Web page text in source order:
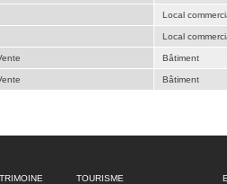
Local
Local
Bâtiment
Bâtiment
TOURISME